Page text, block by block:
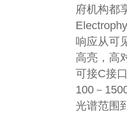
府机构都
响应从可
高亮，高
可接C接
100－
光谱范围